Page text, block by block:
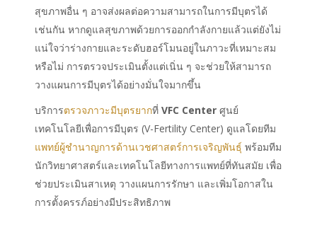
สุขภาพอื่น ๆ อาจส่งผลต่อความสามารถในการมีบุตรได้
เช่นกัน หากดูแลสุขภาพด้วยการออกกำลังกายแล้วแต่ยังไม่
แน่ใจว่าร่างกายและระดับฮอร์โมนอยู่ในภาวะที่เหมาะสม
หรือไม่ การตรวจประเมินตั้งแต่เนิ่น ๆ จะช่วยให้สามารถ
วางแผนการมีบุตรได้อย่างมั่นใจมากขึ้น
บริการตรวจภาวะมีบุตรยากที่ VFC Center ศูนย์
เทคโนโลยีเพื่อการมีบุตร (V-Fertility Center) ดูแลโดยทีม
แพทย์ผู้ชำนาญการด้านเวชศาสตร์การเจริญพันธุ์ พร้อมทีม
นักวิทยาศาสตร์และเทคโนโลยีทางการแพทย์ที่ทันสมัย เพื่อ
ช่วยประเมินสาเหตุ วางแผนการรักษา และเพิ่มโอกาสใน
การตั้งครรภ์อย่างมีประสิทธิภาพ